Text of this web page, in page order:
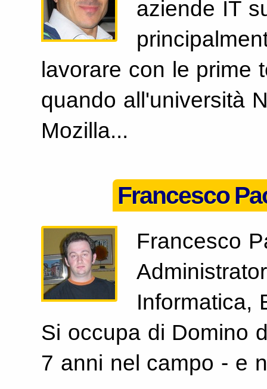
aziende IT
lavorare con le prime
quando all'università
Mozilla...
Francesco
Francesco
Informatica,
Si occupa di Domino
7 anni nel campo - e